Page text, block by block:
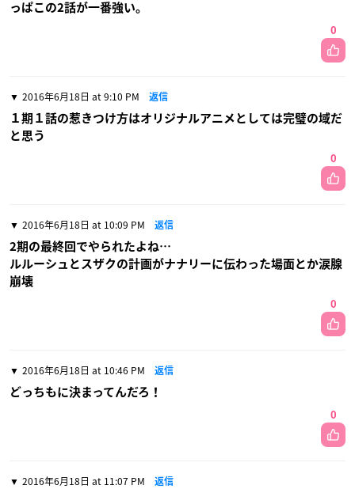
っぱこの2話が一番強い。
0
2016年6月18日 at 9:10 PM 返信
１期１話の惹きつけ方はオリジナルアニメとしては完璧の域だ
と思う
0
2016年6月18日 at 10:09 PM 返信
2期の最終回でやられたよね…
ルルーシュとスザクの計画がナナリーに伝わった場面とか涙腺
崩壊
0
2016年6月18日 at 10:46 PM 返信
どっちもに決まってんだろ！
0
2016年6月18日 at 11:07 PM 返信